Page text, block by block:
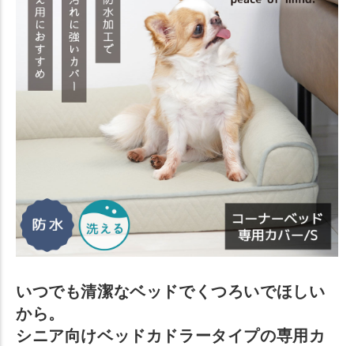
いつでも清潔なベッドでくつろいでほしい
から。
シニア向けベッドカドラータイプの専用カ